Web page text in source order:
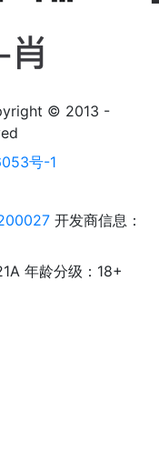
© 2013 -
号-1
开发商信息：
年龄分级：18+